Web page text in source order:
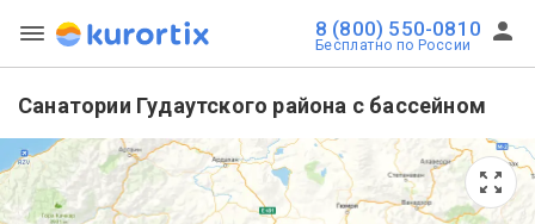
8 (800) 550-0810
Бесплатно по России
Санатории Гудаутского района с бассейном